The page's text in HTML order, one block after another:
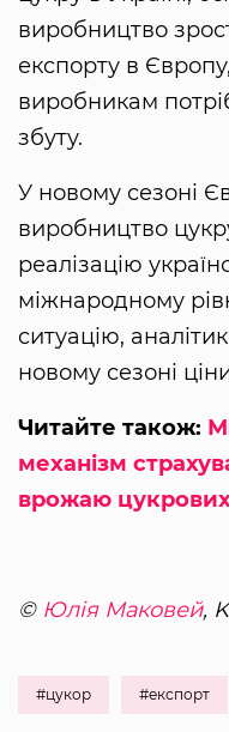
виробництво
експорту в
виробникам
збуту.
У новому сезоні
виробництво
реалізацію
міжнародному
ситуацію,
новому сезоні
Читайте також:
механізм
врожаю цукрових
© Юлія Маковей,
#цукор #експорт